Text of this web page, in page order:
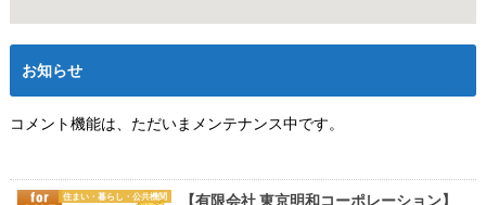
お知らせ
コメント機能は、ただいまメンテナンス中です。
住まい・暮らし・公共機関 【有限会社 東京明和コーポレーション】